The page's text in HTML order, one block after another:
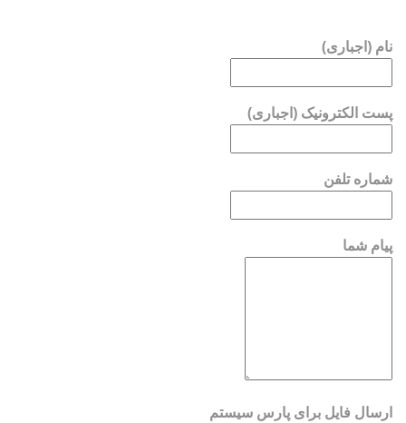
نام (اجباری)
پست الکترونیک (اجباری)
شماره تلفن
پیام شما
ارسال فایل برای پارس سیستم